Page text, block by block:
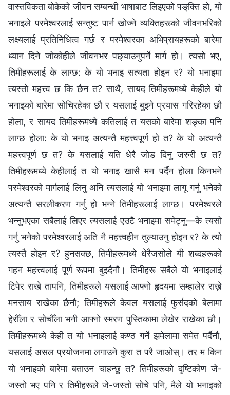
वास्तविकता बोकेको जीवन सम्‍बन्धी भाषाबाट लिइएको पङ्‌क्ति हो, यो
भनाइले परमेश्‍वरलाई सन्तुष्ट पार्न खोज्ने व्यक्तिहरूको जीवनभरिको
लक्ष्यलाई प्रतिनिधित्व गर्छ र परमेश्‍वरका अभिप्रायहरूको बारेमा
ध्यान दिने जोकोहीले जीवनभर पछ्याउनुपर्ने मार्ग हो। त्यसो भए,
तिमीहरूलाई के लाग्छ: के यो भनाइ सत्यता होइन र? यो भनाइमा
त्यस्तो महत्त्व छ कि छैन त? साथै, सायद तिमीहरूमध्ये केहीले यो
भनाइको बारेमा सोचिरहेका छौ र यसलाई बुझ्ने प्रयास गरिरहेका छौ
होला, र सायद तिमीहरूमध्ये कतिलाई त यसको बारेमा शङ्का पनि
लाग्छ होला: के यो भनाइ अत्यन्तै महत्त्वपूर्ण हो त? के यो अत्यन्तै
महत्त्वपूर्ण छ त? के यसलाई यति धेरै जोड दिनु जरुरी छ त?
तिमीहरूमध्ये केहीलाई त यो भनाइ खासै मन पर्दैन होला किनभने
परमेश्‍वरको मार्गलाई लिनु अनि त्यसलाई यो भनाइमा लागू गर्नु भनेको
अत्यन्तै सरलीकरण गर्नु हो भन्‍ने तिमीहरूलाई लाग्छ। परमेश्‍वरले
भन्नुभएका सबैलाई लिएर त्यसलाई एउटै भनाइमा समेट्नु—के त्यसो
गर्नु भनेको परमेश्‍वरलाई अति नै महत्त्वहीन तुल्याउनु होइन र? के त्यो
त्यस्तै होइन र? हुनसक्छ, तिमीहरूमध्ये धेरैजसोले यी शब्दहरूको
गहन महत्त्वलाई पूर्ण रूपमा बुझ्दैनौ। तिमीहरू सबैले यो भनाइलाई
टिपेर राखे तापनि, तिमीहरूले यसलाई आफ्नो हृदयमा सम्हालेर राख्ने
मनसाय राखेका छैनौ; तिमीहरूले केवल यसलाई फुर्सदको बेलामा
हेरौँला र सोचौँला भनी आफ्नो स्मरण पुस्तिकामा लेखेर राखेका छौ।
तिमीहरूमध्ये केही त यो भनाइलाई कण्ठ गर्ने झमेलामा समेत पर्दैनौ,
यसलाई असल प्रयोजनमा लगाउने कुरा त परै जाओस्। तर म किन
यो भनाइको बारेमा बताउन चाहन्छु त? तिमीहरूको दृष्टिकोण जे-
जस्तो भए पनि र तिमीहरूले जे-जस्तो सोचे पनि, मैले यो भनाइको